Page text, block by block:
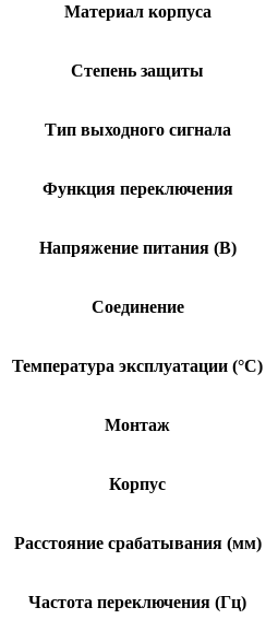
Материал корпуса
Степень защиты
Тип выходного сигнала
Функция переключения
Напряжение питания (В)
Соединение
Температура эксплуатации (°C)
Монтаж
Корпус
Расстояние срабатывания (мм)
Частота переключения (Гц)